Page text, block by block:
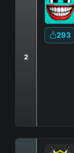
2
293